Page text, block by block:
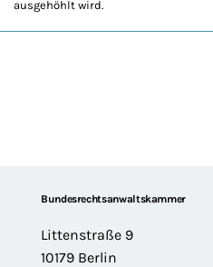
ausgehöhlt wird.
FooterBundesrechtsanwaltskammer
Littenstraße 9
10179 Berlin